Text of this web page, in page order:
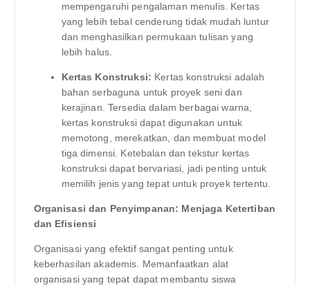
mempengaruhi pengalaman menulis. Kertas
yang lebih tebal cenderung tidak mudah luntur
dan menghasilkan permukaan tulisan yang
lebih halus.
Kertas Konstruksi: Kertas konstruksi adalah
bahan serbaguna untuk proyek seni dan
kerajinan. Tersedia dalam berbagai warna,
kertas konstruksi dapat digunakan untuk
memotong, merekatkan, dan membuat model
tiga dimensi. Ketebalan dan tekstur kertas
konstruksi dapat bervariasi, jadi penting untuk
memilih jenis yang tepat untuk proyek tertentu.
Organisasi dan Penyimpanan: Menjaga Ketertiban
dan Efisiensi
Organisasi yang efektif sangat penting untuk
keberhasilan akademis. Memanfaatkan alat
organisasi yang tepat dapat membantu siswa